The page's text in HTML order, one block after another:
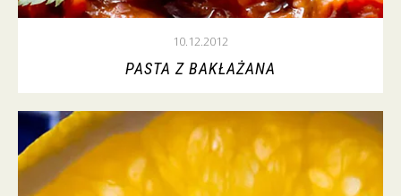
10.12.2012
PASTA Z BAKŁAŻANA